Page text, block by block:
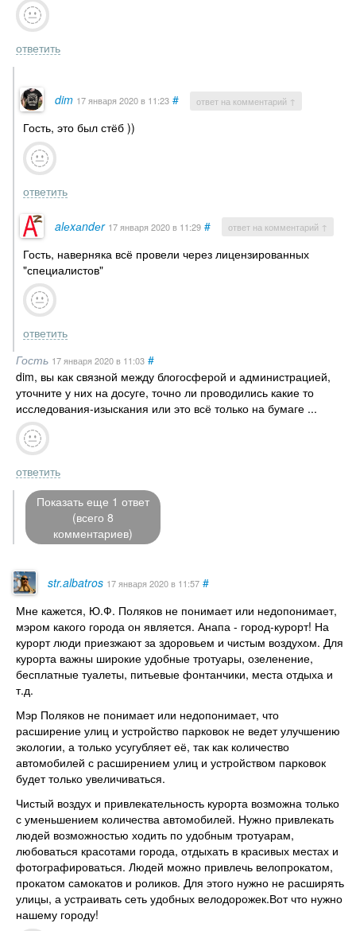
ответить
dim 17 января 2020в 11:23 # ответ на комментарий ↑
Гость, это был стёб ))
ответить
alеxаndеr 17 января 2020в 11:29 # ответ на комментарий ↑
Гость, наверняка всё провели через лицензированных
"специалистов"
ответить
Гость 17 января 2020в 11:03 #
dim, вы как связной между блогосферой и администрацией,
уточните у них на досуге, точно ли проводились какие то
исследования-изыскания или это всё только на бумаге ...
ответить
Показать еще 1 ответ
(всего 8
комментариев)
str.albatros 17 января 2020в 11:57 #
Мне кажется, Ю.Ф. Поляков не понимает или недопонимает,
мэром какого города он является. Анапа - город-курорт! На
курорт люди приезжают за здоровьем и чистым воздухом. Для
курорта важны широкие удобные тротуары, озеленение,
бесплатные туалеты, питьевые фонтанчики, места отдыха и
т.д.
Мэр Поляков не понимает или недопонимает, что
расширение улиц и устройство парковок не ведет улучшению
экологии, а только усугубляет её, так как количество
автомобилей с расширением улиц и устройством парковок
будет только увеличиваться.
Чистый воздух и привлекательность курорта возможна только
с уменьшением количества автомобилей. Нужно привлекать
людей возможностью ходить по удобным тротуарам,
любоваться красотами города, отдыхать в красивых местах и
фотографироваться. Людей можно привлечь велопрокатом,
прокатом самокатов и роликов. Для этого нужно не расширять
улицы, а устраивать сеть удобных велодорожек.Вот что нужно
нашему городу!